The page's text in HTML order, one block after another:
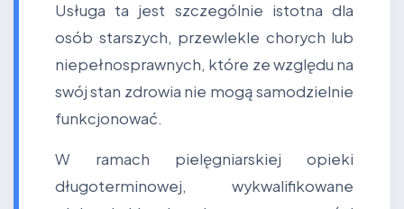
Usługa ta jest szczególnie istotna dla
osób starszych, przewlekle chorych lub
niepełnosprawnych, które ze względu na
swój stan zdrowia nie mogą samodzielnie
funkcjonować.
W ramach pielęgniarskiej opieki
długoterminowej, wykwalifikowane